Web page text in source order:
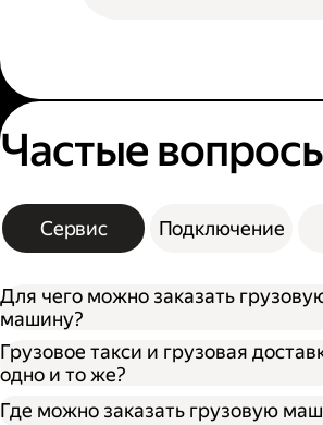
Частые
Сервис Подключение
Для чего можно заказать
машину?
Грузовое такси и грузовая
одно и то же?
Где можно заказать грузовую